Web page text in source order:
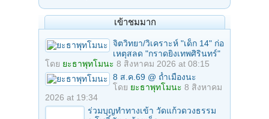
เข้าชมมาก
จิตวิทยา/วิเคราะห์ "เด็ก 14" ก่อ
เหตุสลด "กราดยิงเทพศิรินทร์"
โดย ยะธาพุทโมนะ 8 สิงหาคม 2026 at 08:15
8 ส.ค.69 @ ถ้ำเมืองนะ
โดย ยะธาพุทโมนะ 8 สิงหาคม
2026 at 19:34
ร่วมบุญทําทางเข้า วัดแก้วดวงธรรม